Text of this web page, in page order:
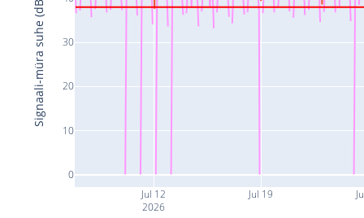
Jul 12
2026
Jul 19
0
10
20
30
Signaali-müra suhe (dB)